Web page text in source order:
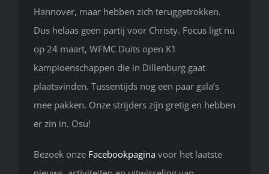
Hannover, maar hebben zich teruggetrokken.
Dus helaas geen partij voor Christy. Focus ligt nu
op 24 maart, WFMC Duits open K1
kampioenschappen die in Dillenburg gaat
plaatsvinden. Tussentijds nog een paar gala’s
mee pakken. Onze strijders zijn gretig en hebben
er zin in. Osu!
Bezoek onze Facebookpagina voor het laatste